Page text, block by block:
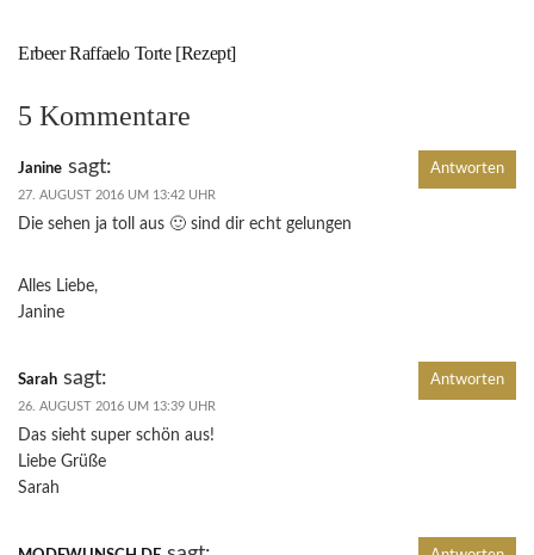
Erbeer Raffaelo Torte [Rezept]
5 Kommentare
Janine sagt:
27. AUGUST 2016 UM 13:42 UHR
Die sehen ja toll aus 🙂 sind dir echt gelungen
Alles Liebe,
Janine
Antworten
Sarah sagt:
26. AUGUST 2016 UM 13:39 UHR
Das sieht super schön aus!
Liebe Grüße
Sarah
Antworten